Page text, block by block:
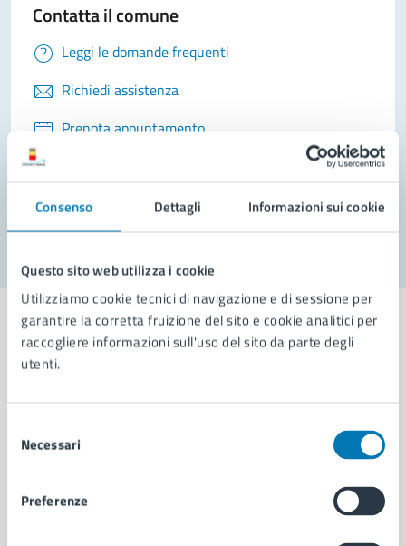
Consenso Dettagli Informazioni sui cookie
Questo sito web utilizza i cookie
Utilizziamo cookie tecnici di navigazione e di sessione per
garantire la corretta fruizione del sito e cookie analitici per
raccogliere informazioni sull'uso del sito da parte degli
utenti.
delNecessari
Preferenze
Contatta il comune
Leggi le domande frequenti
Richiedi assistenza
Prenota appuntamento
Problemi in città
Segnala disservizio
AMMINISTRAZIONE
Organi di governo